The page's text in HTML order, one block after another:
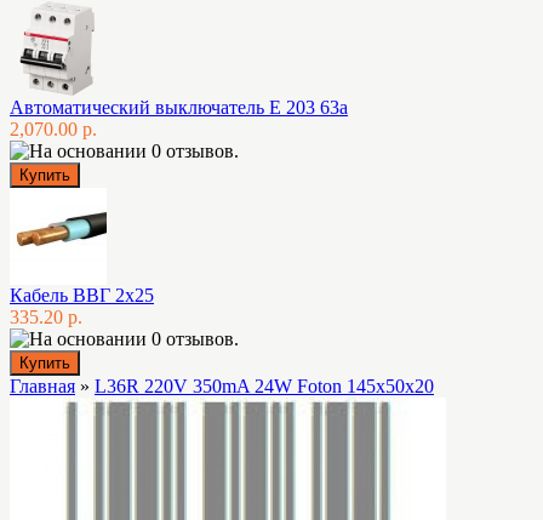
Автоматический выключатель E 203 63а
2,070.00 р.
Кабель ВВГ 2х25
335.20 р.
Главная » L36R 220V 350mA 24W Foton 145x50x20